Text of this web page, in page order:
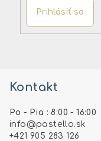
Prihlásiť sa
Kontakt
Po - Pia : 8:00 - 16:00
info @pastello.sk
+421 905 283 126